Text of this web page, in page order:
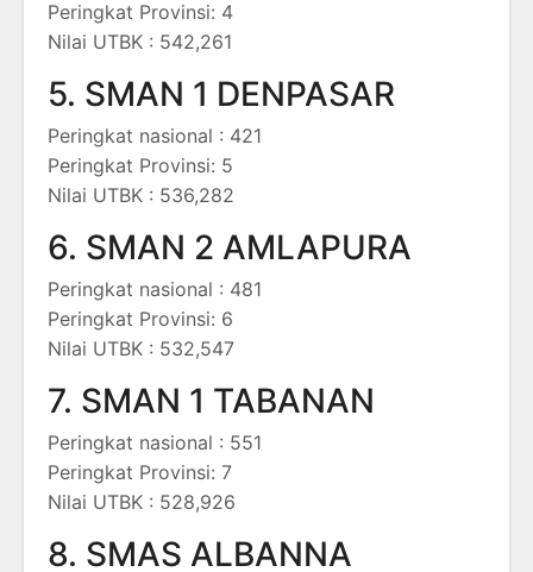
Peringkat Provinsi: 4
Nilai UTBK : 542,261
5. SMAN 1 DENPASAR
Peringkat nasional : 421
Peringkat Provinsi: 5
Nilai UTBK : 536,282
6. SMAN 2 AMLAPURA
Peringkat nasional : 481
Peringkat Provinsi: 6
Nilai UTBK : 532,547
7. SMAN 1 TABANAN
Peringkat nasional : 551
Peringkat Provinsi: 7
Nilai UTBK : 528,926
8. SMAS ALBANNA